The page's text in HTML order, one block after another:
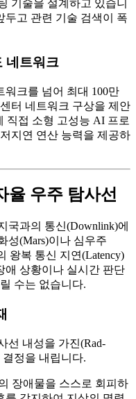
기술을 설계하고 있습니
두고 관련 기술 검색이 폭
네트워크
크를 넘어 최대 100만
터 네트워크 구상을 제안
직접 소형 고성능 AI 프로
지연 연산 능력을 제공하
율 우주 탐사선
국과의 통신(Downlink)에
성(Mars)이나 심우주
왕복 통신 지연(Latency)
애 상황이나 실시간 판단
수는 없습니다.
선 내성을 가진(Rad-
결정을 내립니다.
장애물을 스스로 회피하